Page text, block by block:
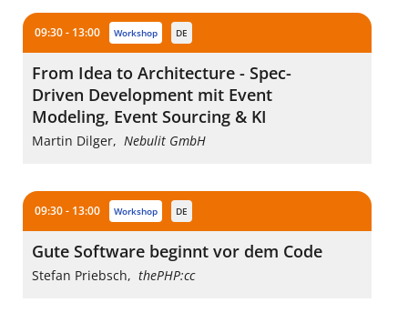
09:30 - 13:00 workshop DE
From Idea to Architecture - Spec-
Driven Development mit Event
Modeling, Event Sourcing & KI
Martin Dilger, Nebulit GmbH
09:30 - 13:00 workshop DE
Gute Software beginnt vor dem Code
Stefan Priebsch, thePHP:cc